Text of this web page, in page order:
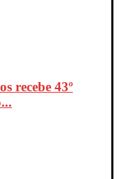
recebe 43º